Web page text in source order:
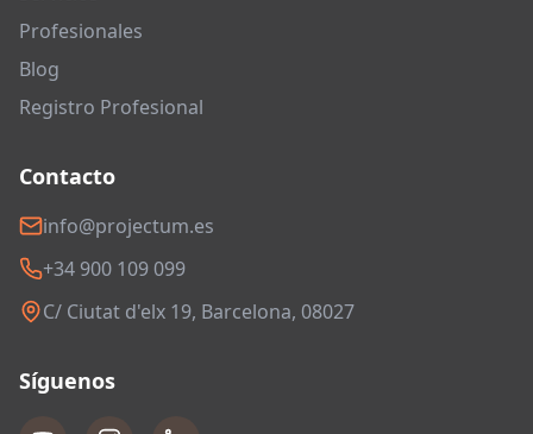
Profesionales
Blog
Registro Profesional
Contacto
info@projectum.es
+34 900 109 099
C/ Ciutat d'elx 19, Barcelona, 08027
Síguenos